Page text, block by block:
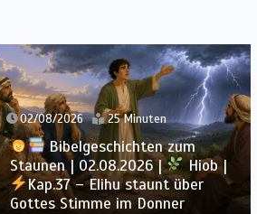
01/08/2026 30 Minuten
Bibelgeschichten zum
Staunen | 01.08.2026 |
Kap.36 – Elihu spricht weiter
von Gottes Größe